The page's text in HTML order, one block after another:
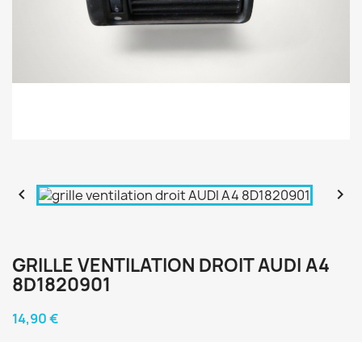
 
GRILLE VENTILATION DROIT AUDI A4
8D1820901
14,90 €